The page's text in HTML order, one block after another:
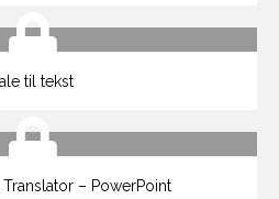
til tekst
– PowerPoint